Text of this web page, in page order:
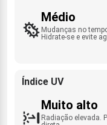
Médio
Mudanças no
Hidrate-se e evite
Índice UV
Muito alto
Radiação elevada.